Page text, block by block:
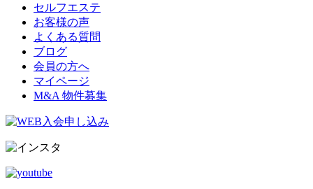
セルフエステ
お客様の声
よくある質問
ブログ
会員の方へ
マイページ
M&A 物件募集